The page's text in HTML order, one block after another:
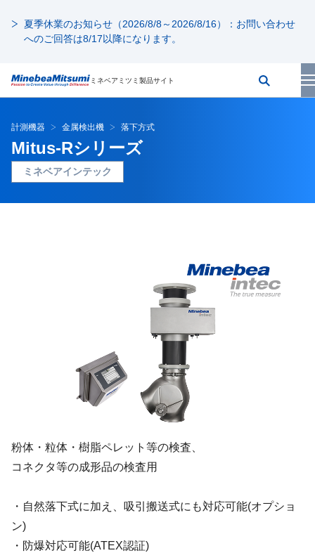
夏季休業のお知らせ（2026/8/8～2026/8/16）：お問い合わせ
へのご回答は8/17以降になります。
ミネベアミツミ製品サイト
計測機器 金属検出機 落下方式
Mitus-Rシリーズ
ミネベアインテック
粉体・粒体・樹脂ペレット等の検査、
コネクタ等の成形品の検査用
・自然落下式に加え、吸引搬送式にも対応可能(オプショ
ン)
・防爆対応可能(ATEX認証)